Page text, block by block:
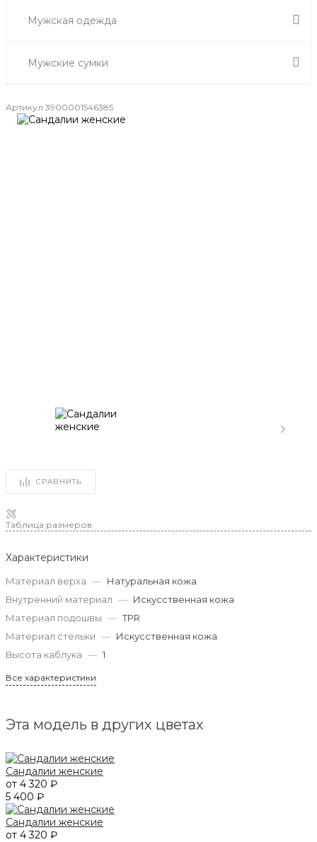
Мужская одежда
Мужские сумки
Артикул 3900001546385
СРАВНИТЬ
Таблица размеров
Характеристики
Материал верха — Натуральная кожа
Внутренний материал — Искусственная кожа
Материал подошвы — TPR
Материал стельки — Искусственная кожа
Высота каблука — 1
Все характеристики
Эта модель в других цветах
Сандалии женские
от 4 320 ₽
5 400 ₽
Сандалии женские
от 4 320 ₽